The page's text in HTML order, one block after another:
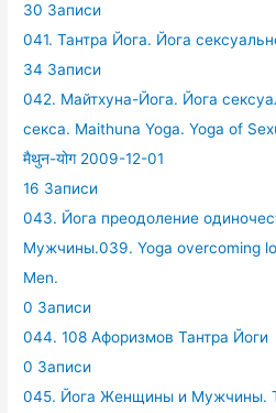
30 Записи
041. Тантра Йога. Йога
34 Записи
042. Майтхуна-Йога. Йога
секса. Maithuna Yoga. Yoga of
मैथुन-योग 2009-12-01
16 Записи
043. Йога преодоление
Мужчины.039. Yoga overcoming
Men.
0 Записи
044. 108 Афоризмов Тантра Йоги
0 Записи
045. Йога Женщины и Мужчины.